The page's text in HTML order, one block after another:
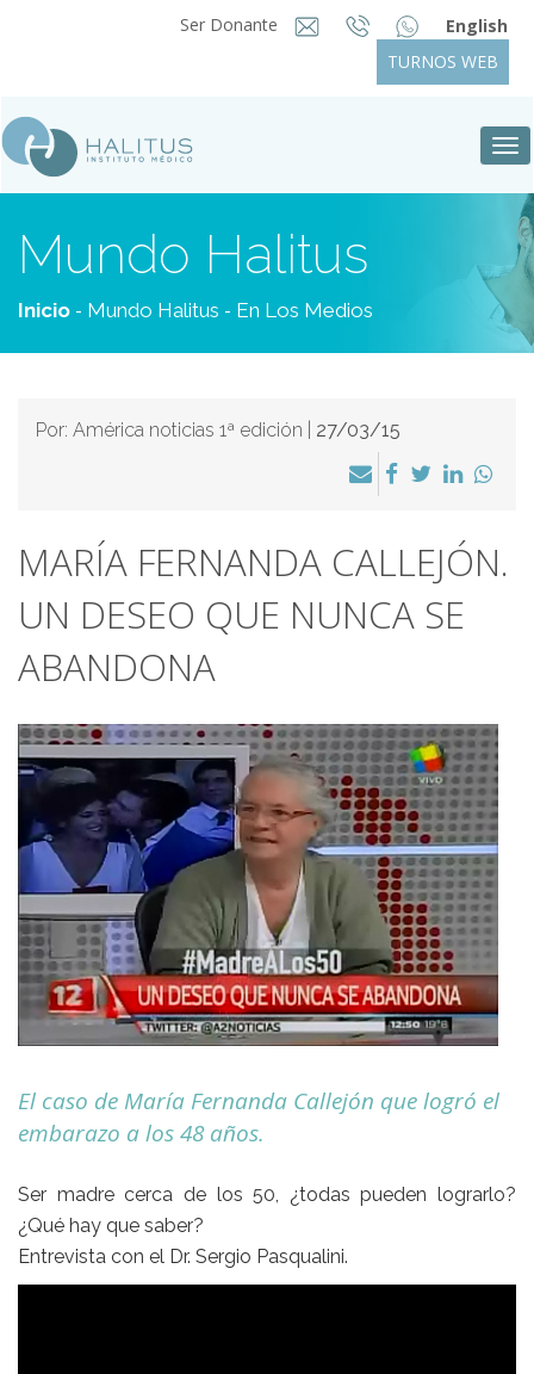
Ser Donante
English
TURNOS WEB
Mundo Halitus
Inicio - Mundo Halitus - En Los Medios
Por: América noticias 1ª edición | 27/03/15
MARÍA FERNANDA CALLEJÓN.
UN DESEO QUE NUNCA SE
ABANDONA
El caso de María Fernanda Callejón que logró el
embarazo a los 48 años.
Ser madre cerca de los 50, ¿todas pueden lograrlo?
¿Qué hay que saber?
Entrevista con el Dr. Sergio Pasqualini.